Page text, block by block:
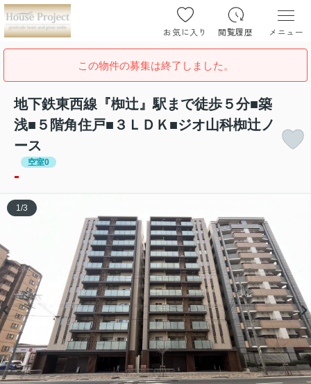
お気に入り 閲覧履歴 メニュー
この物件の募集は終了しました。
地下鉄東西線『椥辻』駅まで徒歩５分■築
浅■５階角住戸■３ＬＤＫ■ジオ山科椥辻ノ
ース
空室0
-
1 /3